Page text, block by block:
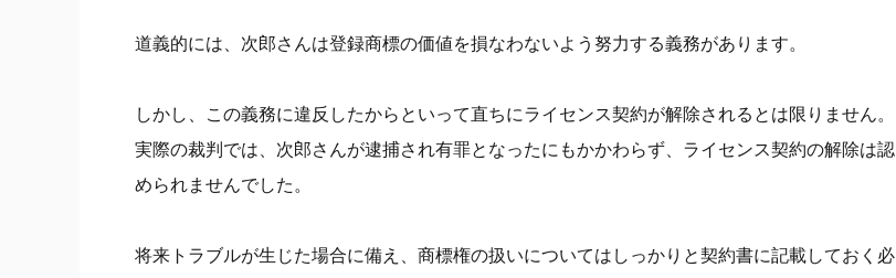
道義的には、次郎さんは登録商標の価値を損なわないよう努力する義務があります。
しかし、この義務に違反したからといって直ちにライセンス契約が解除されるとは限りません。
実際の裁判では、次郎さんが逮捕され有罪となったにもかかわらず、ライセンス契約の解除は認
められませんでした。
将来トラブルが生じた場合に備え、商標権の扱いについてはしっかりと契約書に記載しておく必